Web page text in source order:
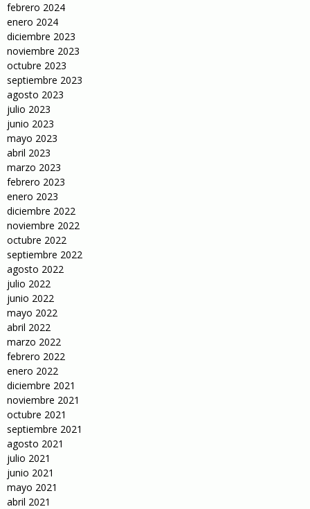
febrero 2024
enero 2024
diciembre 2023
noviembre 2023
octubre 2023
septiembre 2023
agosto 2023
julio 2023
junio 2023
mayo 2023
abril 2023
marzo 2023
febrero 2023
enero 2023
diciembre 2022
noviembre 2022
octubre 2022
septiembre 2022
agosto 2022
julio 2022
junio 2022
mayo 2022
abril 2022
marzo 2022
febrero 2022
enero 2022
diciembre 2021
noviembre 2021
octubre 2021
septiembre 2021
agosto 2021
julio 2021
junio 2021
mayo 2021
abril 2021